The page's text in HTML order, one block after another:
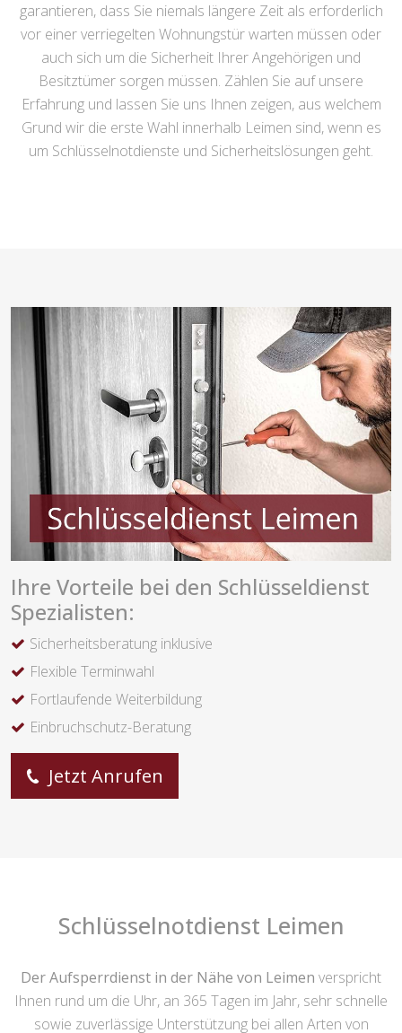
garantieren, dass Sie niemals längere Zeit als erforderlich
vor einer verriegelten Wohnungstür warten müssen oder
auch sich um die Sicherheit Ihrer Angehörigen und
Besitztümer sorgen müssen. Zählen Sie auf unsere
Erfahrung und lassen Sie uns Ihnen zeigen, aus welchem
Grund wir die erste Wahl innerhalb Leimen sind, wenn es
um Schlüsselnotdienste und Sicherheitslösungen geht.
Ihre Vorteile bei den Schlüsseldienst
Spezialisten:
Sicherheitsberatung inklusive
Flexible Terminwahl
Fortlaufende Weiterbildung
Einbruchschutz-Beratung
Jetzt Anrufen
Schlüsselnotdienst Leimen
Der Aufsperrdienst in der Nähe von Leimen verspricht
Ihnen rund um die Uhr, an 365 Tagen im Jahr, sehr schnelle
sowie zuverlässige Unterstützung bei allen Arten von